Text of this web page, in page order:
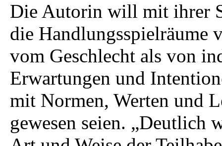
Die Autorin will mit ihrer
die Handlungsspielräume
vom Geschlecht als von
Erwartungen und
mit Normen, Werten und
gewesen seien. „Deutlich